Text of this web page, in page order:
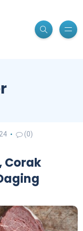
(0)
Corak